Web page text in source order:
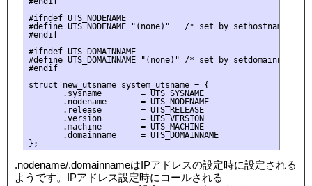
#ifndef UTS_NODENAME
#define UTS_NODENAME "(none)"   /* set by sethostname() */
#endif
#ifndef UTS_DOMAINNAME
#define UTS_DOMAINNAME "(none)" /* set by
#endif
struct new_utsname system_utsname = {
       .sysname        = UTS_SYSNAME
       .nodename       = UTS_NODENAME
       .release        = UTS_RELEASE
       .version        = UTS_VERSION
       .machine        = UTS_MACHINE
       .domainname     = UTS_DOMAINNAME
.nodename/.domainnameはIPアドレスの設定時に設定される
ようです。IPアドレス設定時にコールされる